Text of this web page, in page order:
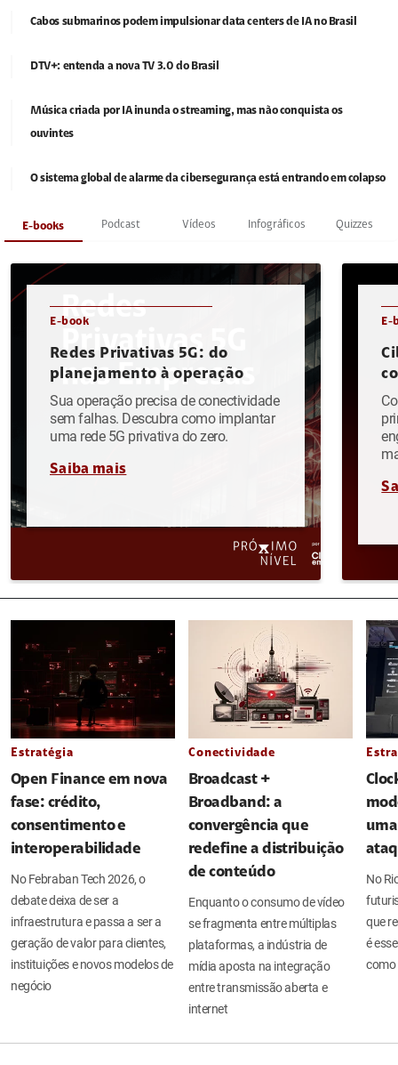
Cabos submarinos podem impulsionar data centers de IA no Brasil
DTV+: entenda a nova TV 3.0 do Brasil
Música criada por IA inunda o streaming, mas não conquista os
ouvintes
O sistema global de alarme da cibersegurança está entrando em colapso
E-books Podcast Vídeos Infográficos Quizzes
E-book
Redes Privativas 5G: do
planejamento à operação
Sua operação precisa de conectividade
sem falhas. Descubra como implantar
uma rede 5G privativa do zero.
Saiba mais
E-
Estratégia
Open Finance em nova
fase: crédito,
consentimento e
interoperabilidade
No Febraban Tech 2026, o
debate deixa de ser a
infraestrutura e passa a ser a
geração de valor para clientes,
instituições e novos modelos de
negócio
Conectividade
Broadcast +
Broadband: a
convergência que
redefine a distribuição
de conteúdo
Enquanto o consumo de vídeo
se fragmenta entre múltiplas
plataformas, a indústria de
mídia aposta na integração
entre transmissão aberta e
internet
No
que
é
como